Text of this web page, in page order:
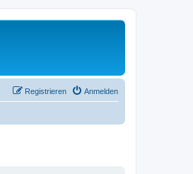
Anmelden
Registrieren